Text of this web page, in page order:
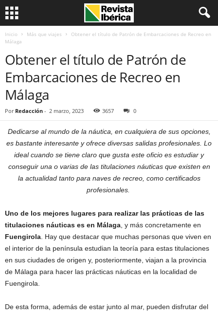
Inicio Más que viajes
Obtener el título de Patrón de Embarcaciones de Recreo en
Málaga
Obtener el título de Patrón de
Embarcaciones de Recreo en
Málaga
Por Redacción - 2 marzo, 2023 3657 0
Dedicarse al mundo de la náutica, en cualquiera de sus opciones,
es bastante interesante y ofrece diversas salidas profesionales. Lo
ideal cuando se tiene claro que gusta este oficio es estudiar y
conseguir una o varias de las titulaciones náuticas que existen en
la actualidad tanto para naves de recreo, como certificados
profesionales.
Uno de los mejores lugares para realizar las prácticas de las
titulaciones náuticas es en Málaga , y más concretamente en
Fuengirola . Hay que destacar que muchas personas que viven en
el interior de la península estudian la teoría para estas titulaciones
en sus ciudades de origen y, posteriormente, viajan a la provincia
de Málaga para hacer las prácticas náuticas en la localidad de
Fuengirola.
De esta forma, además de estar junto al mar, pueden disfrutar del